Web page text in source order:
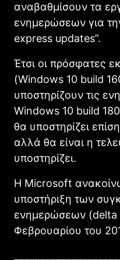
αναβαθμίσουν τα
ενημερώσεων για
express updates”.
Έτσι οι πρόσφατες
(Windows 10 build
υποστηρίζουν τις
Windows 10 build
θα υποστηρίζει
αλλά θα είναι η
υποστηρίζει.
Η Microsoft
υποστήριξη των
ενημερώσεων (delta
Φεβρουαρίου του